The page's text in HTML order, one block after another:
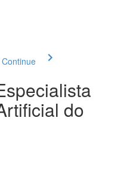
do